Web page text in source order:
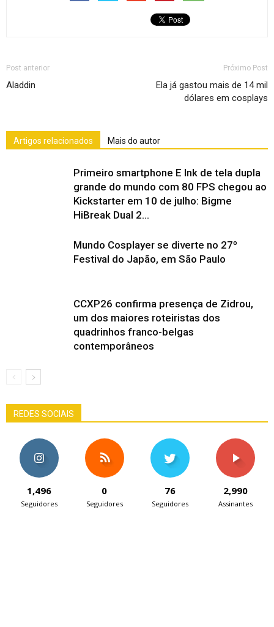
Post anterior
Aladdin
Próximo Post
Ela já gastou mais de 14 mil
dólares em cosplays
Artigos relacionados Mais do autor
Primeiro smartphone E Ink de tela dupla
grande do mundo com 80 FPS chegou ao
Kickstarter em 10 de julho: Bigme
HiBreak Dual 2...
Mundo Cosplayer se diverte no 27º
Festival do Japão, em São Paulo
CCXP26 confirma presença de Zidrou,
um dos maiores roteiristas dos
quadrinhos franco-belgas
contemporâneos
REDES SOCIAIS
1,496
Seguidores
0
Seguidores
76
Seguidores
2,990
Assinantes